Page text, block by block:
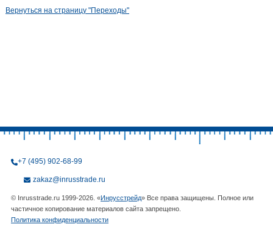
Вернуться на страницу "Переходы"
+7 (495) 902-68-99
zakaz@inrusstrade.ru
© Inrusstrade.ru 1999-2026. «Инрусстрейд» Все права защищены. Полное или
частичное копирование материалов сайта запрещено.
Политика конфиденциальности